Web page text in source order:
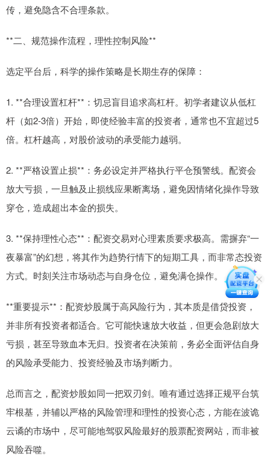
传，避免隐含不合理条款。
**二、规范操作流程，理性控制风险**
选定平台后，科学的操作策略是长期生存的保障：
1. **合理设置杠杆**：切忌盲目追求高杠杆。初学者建议从低杠
杆（如2-3倍）开始，即使经验丰富的投资者，通常也不宜超过5
倍。杠杆越高，对股价波动的承受能力越弱。
2. **严格设置止损**：务必设定并严格执行平仓预警线。配资会
放大亏损，一旦触及止损线应果断离场，避免因情绪化操作导致
穿仓，造成超出本金的损失。
3. **保持理性心态**：配资交易对心理素质要求极高。需摒弃“一
夜暴富”的幻想，将其作为趋势行情下的短期工具，而非常态投资
方式。时刻关注市场动态与自身仓位，避免满仓操作。
**重要提示**：配资炒股属于高风险行为，其本质是借贷投资，
并非所有投资者都适合。它可能快速放大收益，但更会急剧放大
亏损，甚至导致血本无归。投资者在决策前，务必全面评估自身
的风险承受能力、投资经验及市场判断力。
总而言之，配资炒股如同一把双刃剑。唯有通过选择正规平台筑
牢根基，并辅以严格的风险管理和理性的投资心态，方能在波诡
云谲的市场中，尽可能地驾驭风险最好的股票配资网站，而非被
风险吞噬。